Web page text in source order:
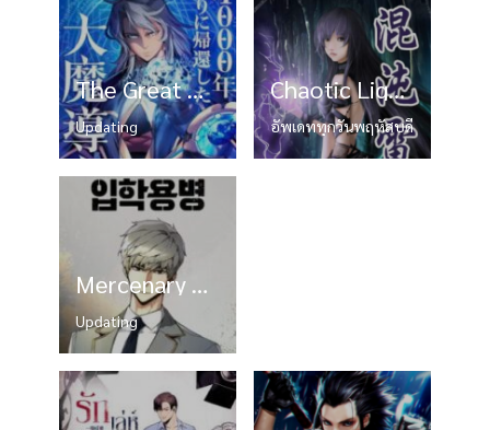
The Great Mage Returns After 4000 Years
Updating
Chaotic Lightning Cultivation โกลาหลแห่งอัสนีบาต
อัพเดททุกวันพฤหัสบดี
Mercenary Enrollment
Updating